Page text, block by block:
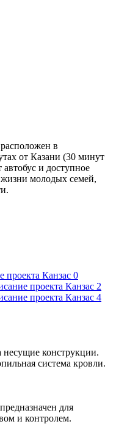
в
от Казани (30 минут
и доступное
молодых семей,
несущие конструкции.
система кровли.
для
и контролем.